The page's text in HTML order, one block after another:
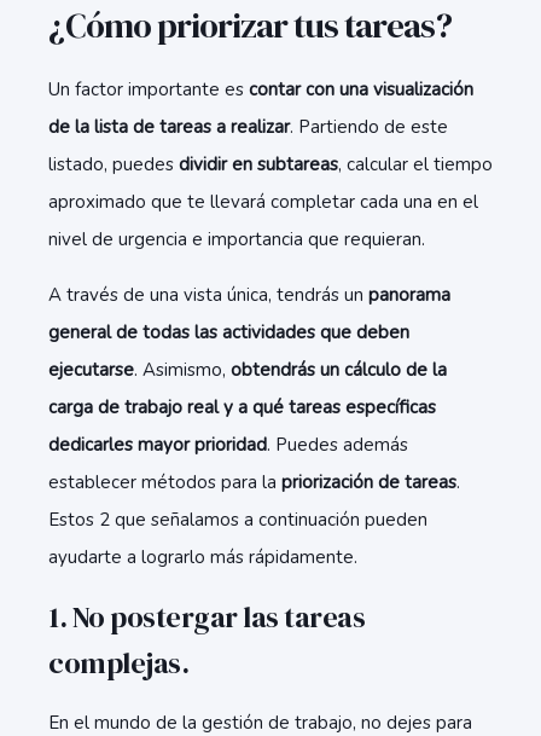
¿Cómo priorizar tus tareas?
Un factor importante es contar con una visualización
de la lista de tareas a realizar. Partiendo de este
listado, puedes dividir en subtareas, calcular el tiempo
aproximado que te llevará completar cada una en el
nivel de urgencia e importancia que requieran.
A través de una vista única, tendrás un panorama
general de todas las actividades que deben
ejecutarse. Asimismo, obtendrás un cálculo de la
carga de trabajo real y a qué tareas específicas
dedicarles mayor prioridad. Puedes además
establecer métodos para la priorización de tareas.
Estos 2 que señalamos a continuación pueden
ayudarte a lograrlo más rápidamente.
1. No postergar las tareas
complejas.
En el mundo de la gestión de trabajo, no dejes para